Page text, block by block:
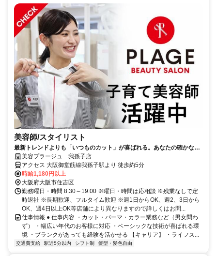
美容師/スタイリスト
最新トレンドよりも「いつものカット」が喜ばれる。あなたの確かな基
礎技術が活きる場所。
美容プラージュ 我孫子店
アクセス 大阪御堂筋線我孫子駅より 徒歩約5分
時給1,180円以上
大阪府大阪市住吉区
勤務曜日・時間 8:30～19:00 ※曜日・時間は応相談 ※残業なしで定
時退社 ※長期歓迎、フルタイム歓迎 ※週1日からOK、週2、3日から
OK、週4日以上OK等店舗により異なりますので詳しくはお問...
仕事情報 ● 仕事内容 ・カット・パーマ・カラー業務など（男女問わ
ず） ・幅広い年代のお客様に対応 ・ベーシックな技術が喜ばれる環
境 ・ブランクがあっても経験を活かせる 【キャリア】 ・ライフス...
交通費支給 駅近5分以内 シフト制 髪型・髪色自由